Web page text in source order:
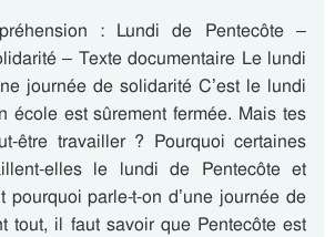
: Lundi de Pentecôte –
– Texte documentaire Le lundi
journée de solidarité C’est le lundi
école est sûrement fermée. Mais tes
être travailler ? Pourquoi certaines
elles le lundi de Pentecôte et
pourquoi parle-t-on d’une journée de
tout, il faut savoir que Pentecôte est